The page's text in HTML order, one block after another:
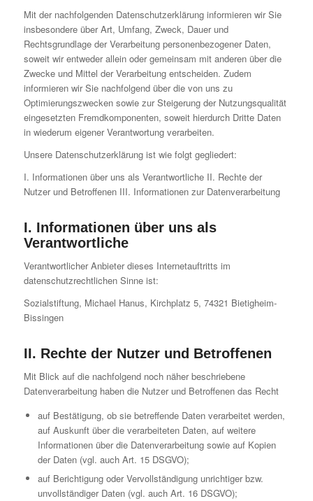
Mit der nachfolgenden Datenschutzerklärung informieren wir Sie
insbesondere über Art, Umfang, Zweck, Dauer und
Rechtsgrundlage der Verarbeitung personenbezogener Daten,
soweit wir entweder allein oder gemeinsam mit anderen über die
Zwecke und Mittel der Verarbeitung entscheiden. Zudem
informieren wir Sie nachfolgend über die von uns zu
Optimierungszwecken sowie zur Steigerung der Nutzungsqualität
eingesetzten Fremdkomponenten, soweit hierdurch Dritte Daten
in wiederum eigener Verantwortung verarbeiten.
Unsere Datenschutzerklärung ist wie folgt gegliedert:
I. Informationen über uns als Verantwortliche II. Rechte der
Nutzer und Betroffenen III. Informationen zur Datenverarbeitung
I. Informationen über uns als
Verantwortliche
Verantwortlicher Anbieter dieses Internetauftritts im
datenschutzrechtlichen Sinne ist:
Sozialstiftung, Michael Hanus, Kirchplatz 5, 74321 Bietigheim-
Bissingen
II. Rechte der Nutzer und Betroffenen
Mit Blick auf die nachfolgend noch näher beschriebene
Datenverarbeitung haben die Nutzer und Betroffenen das Recht
auf Bestätigung, ob sie betreffende Daten verarbeitet werden,
auf Auskunft über die verarbeiteten Daten, auf weitere
Informationen über die Datenverarbeitung sowie auf Kopien
der Daten (vgl. auch Art. 15 DSGVO);
auf Berichtigung oder Vervollständigung unrichtiger bzw.
unvollständiger Daten (vgl. auch Art. 16 DSGVO);